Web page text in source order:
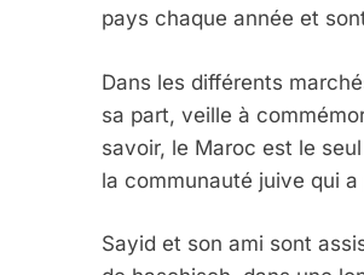
pays chaque année et
Dans les différents
sa part, veille à
savoir, le Maroc est le
la communauté juive qui
Sayid et son ami sont